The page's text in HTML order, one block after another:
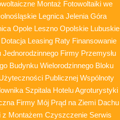
Montaż Fotowoltaiki we
Legnica Jelenia Góra
Opole Leszno Opolskie Lubuskie
Leasing Raty Finansowanie
Firmy Przemysłu
Budynku Wielorodzinnego Bloku
Publicznej Wspólnoty
Szpitala Hotelu Agroturystyki
Firmy Mój Prąd na Ziemi Dachu
z Montażem Czyszczenie Serwis